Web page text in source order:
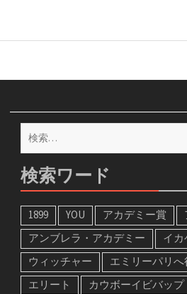
検
索:
検索ワード
1899 YOU アカデミー賞
アンブレラ・アカデミー
イカ
ウィッチャー
エミリーパリへ
エリート
カウボーイビバップ